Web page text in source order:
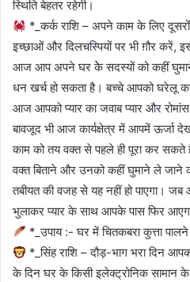
स्थिति बेहतर रहेगी।
*_कर्क राशि – अपने काम के लिए
इच्छाओं और दिलचस्पियों पर भी ग़ौर करें,
आज आप अपने घर केे सदस्यों को कहीं
धन खर्च हो सकता है। बच्चे आपको घरेलू
आज आपको प्यार का जवाब प्यार और
बावजूद भी आज कार्यक्षेत्र में आपमें ऊर्जा
काम को तय वक्त से पहले ही पूरा कर
वक्त बिताने और उनको कहीं घुमाने ले जाने
तबीयत की वजह से यह नहीं हो पाएगा।
भुलाकर प्यार के साथ आपके पास फिर
*_उपाय :- घर में चितकबरा कुत्ता पालने
*_सिंह राशि – दौड़-भाग भरा दिन
के दिन घर के किसी इलेक्ट्रोनिक सामान